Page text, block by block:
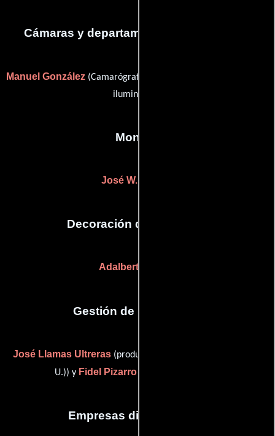
Cámaras y departamento de electricidad
Manuel González (Camarógrafo) y
iluminación)
Montaje
José W. Bustos
Decoración de escenario
Adalberto López
Gestión de producción
José Llamas Ultreras (production manager (as José Llamas
U.)) y Fidel Pizarro
Empresas distribuidoras